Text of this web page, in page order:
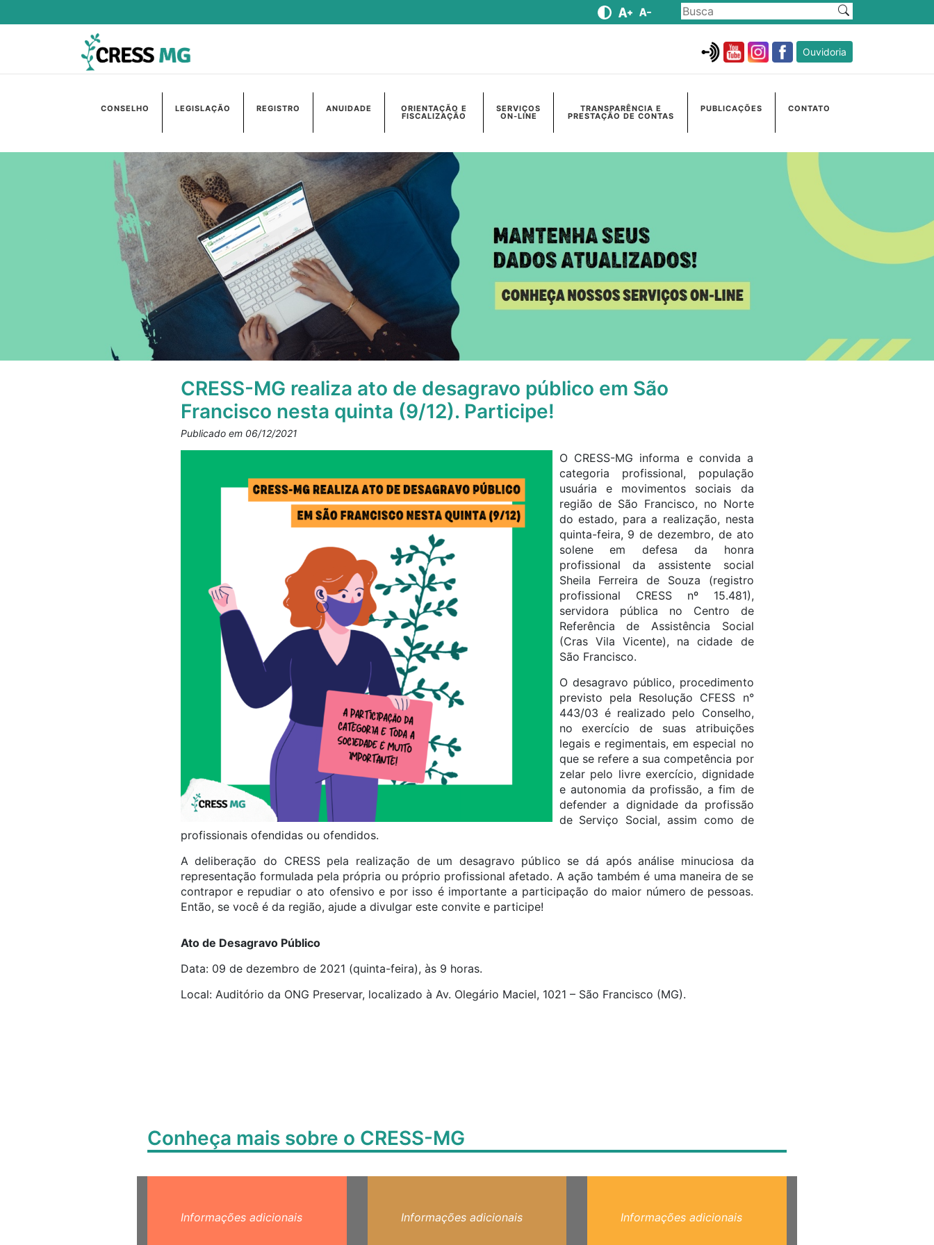
Ouvidoria
CONSELHO LEGISLAÇÃO REGISTRO ANUIDADE ORIENTAÇÃO E
FISCALIZAÇÃO
SERVIÇOS
ON-LINE
TRANSPARÊNCIA E
PRESTAÇÃO DE CONTAS
PUBLICAÇÕES CONTATO
CRESS-MG realiza ato de desagravo público em São
Francisco nesta quinta (9/12). Participe!
Publicado em 06/12/2021
O CRESS-MG informa e convida a
categoria profissional, população
usuária e movimentos sociais da
região de São Francisco, no Norte
do estado, para a realização, nesta
quinta-feira, 9 de dezembro, de ato
solene em defesa da honra
profissional da assistente social
Sheila Ferreira de Souza (registro
profissional CRESS nº 15.481),
servidora pública no Centro de
Referência de Assistência Social
(Cras Vila Vicente), na cidade de
São Francisco.
O desagravo público, procedimento
previsto pela Resolução CFESS n°
443/03 é realizado pelo Conselho,
no exercício de suas atribuições
legais e regimentais, em especial no
que se refere a sua competência por
zelar pelo livre exercício, dignidade
e autonomia da profissão, a fim de
defender a dignidade da profissão
de Serviço Social, assim como de
profissionais ofendidas ou ofendidos.
A deliberação do CRESS pela realização de um desagravo público se dá após análise minuciosa da
representação formulada pela própria ou próprio profissional afetado. A ação também é uma maneira de se
contrapor e repudiar o ato ofensivo e por isso é importante a participação do maior número de pessoas.
Então, se você é da região, ajude a divulgar este convite e participe!
Ato de Desagravo Público
Data: 09 de dezembro de 2021 (quinta-feira), às 9 horas.
Local: Auditório da ONG Preservar, localizado à Av. Olegário Maciel, 1021 – São Francisco (MG).
Conheça mais sobre o CRESS-MG
Informações adicionais Informações adicionais Informações adicionais